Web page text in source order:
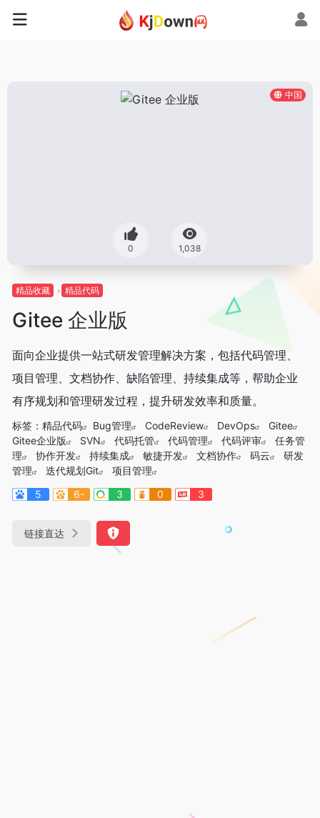
中国
0 1,038
精品收藏 精品代码
Gitee 企业版
面向企业提供一站式研发管理解决方案，包括代码管理、
项目管理、文档协作、缺陷管理、持续集成等，帮助企业
有序规划和管理研发过程，提升研发效率和质量。
标签： 精品代码 Bug管理 CodeReview DevOps
Gitee
Gitee企业版
SVN 代码托管 代码管理 代码评审
任务管
理
协作开发 持续集成 敏捷开发 文档协作 码云
研发
管理
迭代规划Git
项目管理
5
6- 3 0 3
链接直达